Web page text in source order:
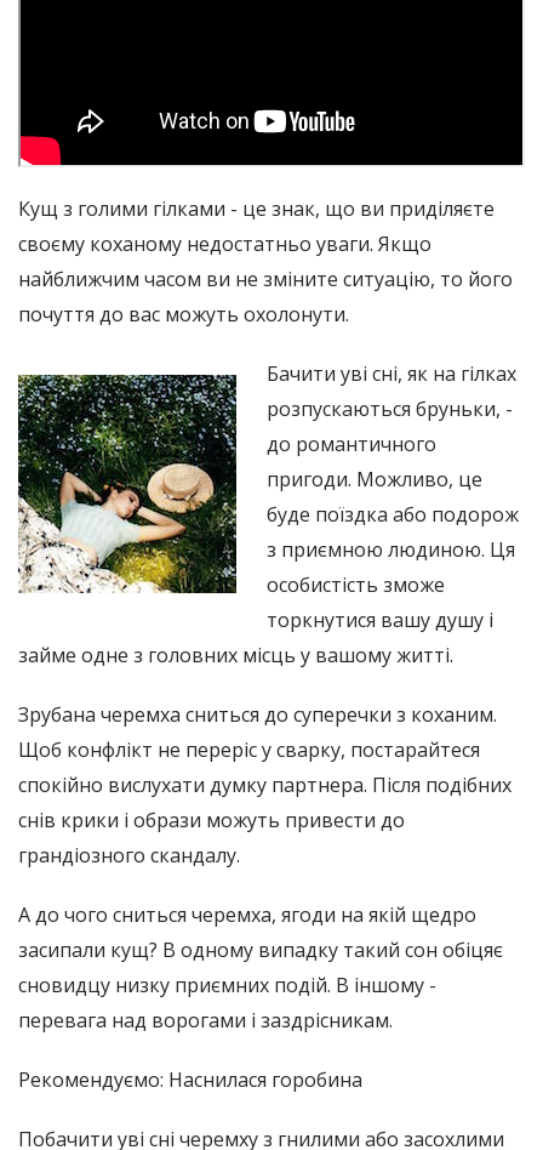
Кущ з голими гілками - це знак, що ви приділяєте
своєму коханому недостатньо уваги. Якщо
найближчим часом ви не зміните ситуацію, то його
почуття до вас можуть охолонути.
Бачити уві сні, як на гілках
розпускаються бруньки, -
до романтичного
пригоди. Можливо, це
буде поїздка або подорож
з приємною людиною. Ця
особистість зможе
торкнутися вашу душу і
займе одне з головних місць у вашому житті.
Зрубана черемха сниться до суперечки з коханим.
Щоб конфлікт не переріс у сварку, постарайтеся
спокійно вислухати думку партнера. Після подібних
снів крики і образи можуть привести до
грандіозного скандалу.
А до чого сниться черемха, ягоди на якій щедро
засипали кущ? В одному випадку такий сон обіцяє
сновидцу низку приємних подій. В іншому -
перевага над ворогами і заздрісникам.
Рекомендуємо: Наснилася горобина
Побачити уві сні черемху з гнилими або засохлими